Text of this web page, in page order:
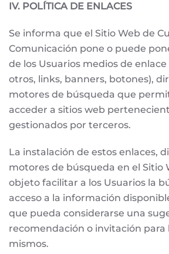
IV. POLÍTICA DE ENLACES
Se informa que el Sitio Web de
Comunicación pone o puede
de los Usuarios medios de
otros, links, banners, botones),
motores de búsqueda que
acceder a sitios web
gestionados por terceros.
La instalación de estos enlaces,
motores de búsqueda en el Sitio
objeto facilitar a los Usuarios la
acceso a la información
que pueda considerarse una
recomendación o invitación para
mismos.